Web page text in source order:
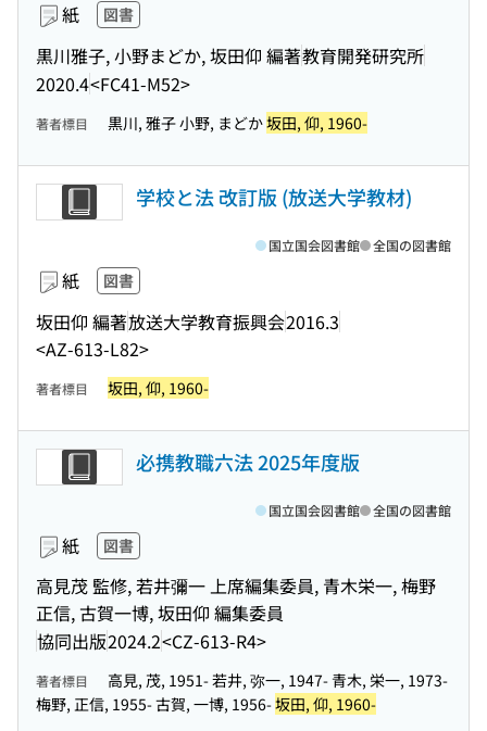
紙 図書
黒川雅子, 小野まどか, 坂田仰 編著教育開発研究所
2020.4<FC41-M52>
著者標目 黒川, 雅子 小野, まどか坂田, 仰, 1960-
学校と法 改訂版 (放送大学教材)
紙 図書
坂田仰 編著放送大学教育振興会2016.3
<AZ-613-L82>
国立国会図書館 全国の図書館
著者標目 坂田, 仰, 1960-
必携教職六法 2025年度版
紙 図書
高見茂 監修, 若井彌一 上席編集委員, 青木栄一, 梅野
正信, 古賀一博, 坂田仰 編集委員
協同出版2024.2<CZ-613-R4>
国立国会図書館 全国の図書館
著者標目
高見, 茂, 1951- 若井, 弥一, 1947- 青木, 栄一, 1973-
梅野, 正信, 1955- 古賀, 一博, 1956-坂田, 仰, 1960-